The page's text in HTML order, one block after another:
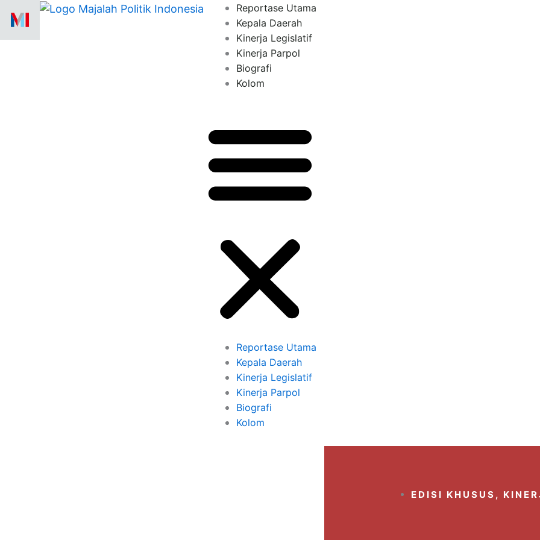
content
Reportase Utama
Kepala Daerah
Kinerja Legislatif
Kinerja Parpol
Biografi
Kolom
Reportase Utama
Kepala Daerah
Kinerja Legislatif
Kinerja Parpol
Biografi
Kolom
EDISI KHUSUS ,